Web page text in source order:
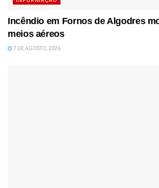
Incêndio em Fornos de Algodres
meios aéreos
7 DE AGOSTO, 2026